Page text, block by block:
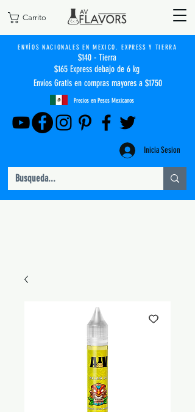
Carrito
ENVÍOS NACIONALES EN MEXICO. EXPRESS Y TIERRA
$140 - Tierra
$165 Express debajo de 6 kg
Envíos Gratis en compras mayores a $1750
Precios en Pesos Mexicanos
Inicia Sesion